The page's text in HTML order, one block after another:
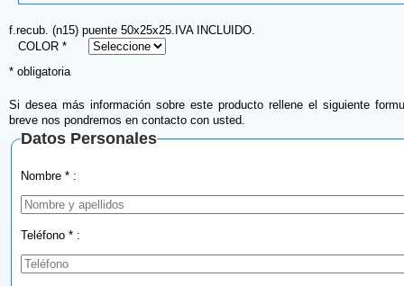
f.recub. (n15) puente 50x25x25.IVA INCLUIDO.
COLOR *
* obligatoria
Si desea más información sobre este producto rellene el siguiente
breve nos pondremos en contacto con usted.
Datos Personales
Nombre * :
Teléfono * :